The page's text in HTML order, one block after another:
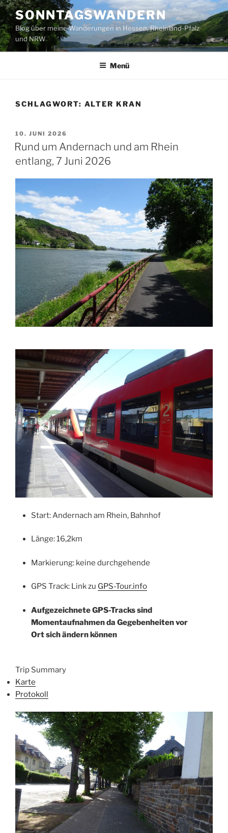
Zum
Inhalt
springen
SONNTAGSWANDERN
Blog über meine Wanderungen in Hessen, Rheinland-Pfalz
und NRW
Menü
SCHLAGWORT: ALTER KRAN
VERÖFFENTLICHT
AM
10. JUNI 2026
Rund um Andernach und am Rhein
entlang, 7 Juni 2026
Start: Andernach am Rhein, Bahnhof
Länge: 16,2km
Markierung: keine durchgehende
GPS Track: Link zu GPS-Tour.info
Aufgezeichnete GPS-Tracks sind
Momentaufnahmen da Gegebenheiten vor
Ort sich ändern können
Trip Summary
Karte
Protokoll